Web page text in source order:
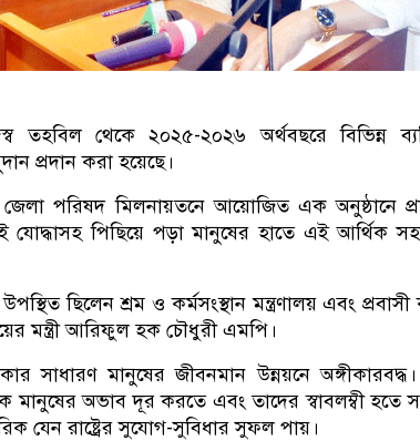
তহবিল থেকে ২০২৫-২০২৬ অর্থবছরে বিভিন্ন
প্রদান করা হয়েছে।
জেলা পরিষদ মিলনায়তনে আয়োজিত এক অনুষ্ঠানে
পিছিয়ে পড়া মানুষের হাতে এই আর্থিক
ছিলেন শ্রম ও কর্মসংস্থান মন্ত্রণালয় এবং
মন্ত্রী আরিফুল হক চৌধুরী এমপি।
সাধারণ মানুষের জীবনমান উন্নয়নে
মানুষের অভাব দূর করতে এবং তাদের স্বাবলম্বী হতে
যেন রাষ্ট্রের সুযোগ-সুবিধার সুফল পায়।